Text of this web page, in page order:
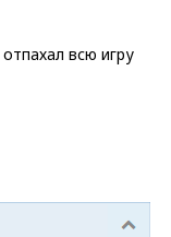
всю игру